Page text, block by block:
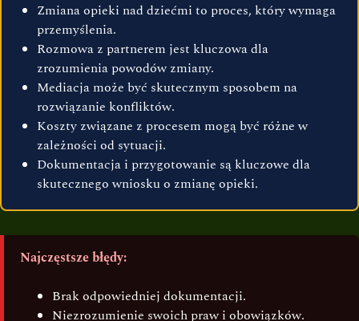
Zmiana opieki nad dziećmi to proces, który wymaga
przemyślenia.
Rozmowa z partnerem jest kluczowa dla
zrozumienia powodów zmiany.
Mediacja może być skutecznym sposobem na
rozwiązanie konfliktów.
Koszty związane z procesem mogą być różne w
zależności od sytuacji.
Dokumentacja i przygotowanie są kluczowe dla
skutecznego wniosku o zmianę opieki.
Najczęstsze błędy:
Brak odpowiedniej dokumentacji.
Niezrozumienie swoich praw i obowiązków.